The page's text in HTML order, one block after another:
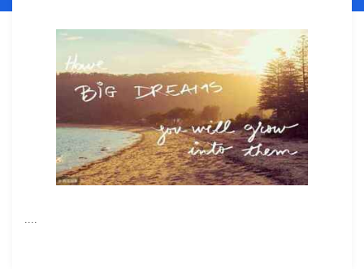
....